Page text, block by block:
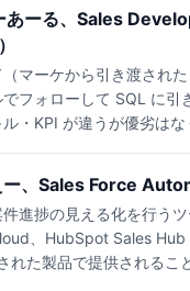
あーる、Sales
マーケから引き渡され
フォローして SQL に引
・KPI が違うが優劣はな
、Sales Force
進捗の見える化を行うツ
、HubSpot Sales Hub
れた製品で提供されるこ